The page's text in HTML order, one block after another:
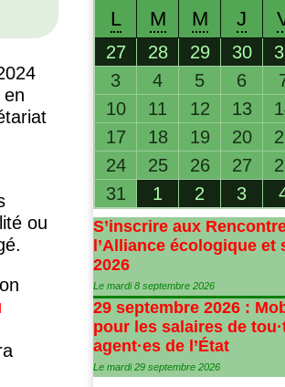
ou
L M M J
27 28 29 30
3
4 5 6
10
11 12 13
17
18 19 20
24
25 26 27
31
1 2 3
S’inscrire aux
l’Alliance écologique et
2026
Le mardi 8 septembre 2026
29 septembre 2026 :
pour les salaires de tou·
agent·es de l’État
Le mardi 29 septembre 2026